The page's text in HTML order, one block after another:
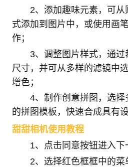
2、添加趣味元素，可
式添加到图片中，或使用画
作；
3、调整图片样式，通
尺寸，并可从多样的滤镜中
增色；
4、制作创意拼图，选
的拼图模板，快速合成具有
甜甜相机使用教程
1、点击同意按钮进入下
2、选择红色框框中的菜